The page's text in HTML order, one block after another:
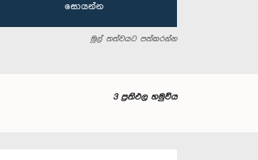
සොයන්න
මුල් තත්වයට පත්කරන්න
3 ප්‍රතිඵල හමුවිය